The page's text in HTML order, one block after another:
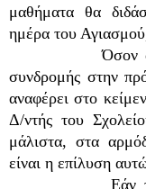
μαθήματα θα
ημέρα του
Όσον αφορά
συνδρομής στην
αναφέρει στο
Δ/ντής του
μάλιστα, στα
είναι η επίλυση
Εάν το